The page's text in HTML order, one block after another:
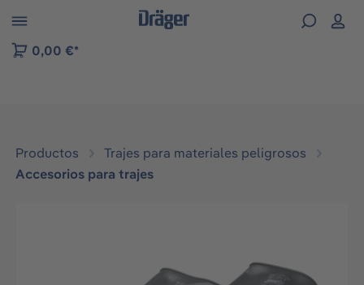
to B2B platform navigation
0,00 €*
Productos
Trajes para materiales peligrosos
Accesorios para trajes